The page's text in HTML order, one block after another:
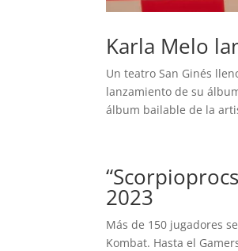
Karla Melo
Un teatro San Ginés
lanzamiento de su
álbum bailable de la
2023
Más de 150 jugadores
Kombat. Hasta el